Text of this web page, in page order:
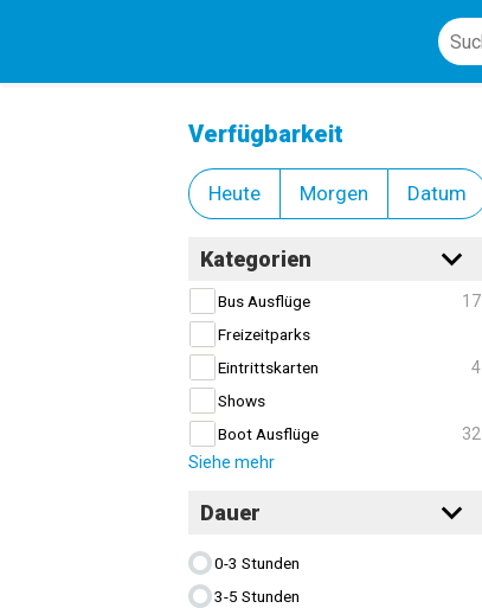
Verfügbarkeit
Heute Morgen Datum
Kategorien
Bus Ausflüge
17
Freizeitparks
Eintrittskarten
4
Shows
Boot Ausflüge
32
Siehe mehr
Dauer
0-3 Stunden
3-5 Stunden